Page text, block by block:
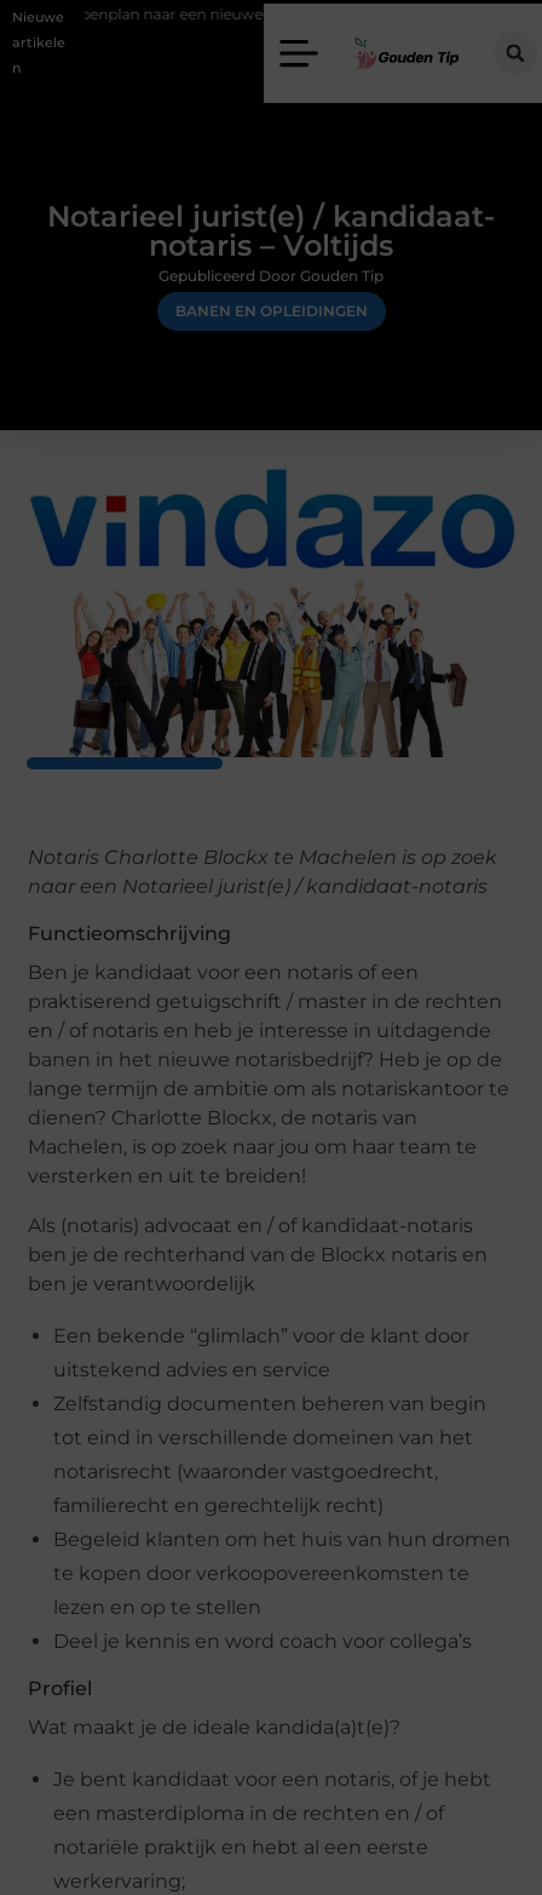
Nieuwe
artikele
n
naar een nieuwe vloer met luxe laminaat
Notarieel jurist(e) / kandidaat-
notaris – Voltijds
BANEN EN OPLEIDINGEN
Gepubliceerd Door Gouden Tip
Notaris Charlotte Blockx te Machelen is op zoek
naar een Notarieel jurist(e) / kandidaat-notaris
Functieomschrijving
Ben je kandidaat voor een notaris of een
praktiserend getuigschrift / master in de rechten
en / of notaris en heb je interesse in uitdagende
banen in het nieuwe notarisbedrijf? Heb je op de
lange termijn de ambitie om als notariskantoor te
dienen? Charlotte Blockx, de notaris van
Machelen, is op zoek naar jou om haar team te
versterken en uit te breiden!
Als (notaris) advocaat en / of kandidaat-notaris
ben je de rechterhand van de Blockx notaris en
ben je verantwoordelijk
Een bekende “glimlach” voor de klant door
uitstekend advies en service
Zelfstandig documenten beheren van begin
tot eind in verschillende domeinen van het
notarisrecht (waaronder vastgoedrecht,
familierecht en gerechtelijk recht)
Begeleid klanten om het huis van hun dromen
te kopen door verkoopovereenkomsten te
lezen en op te stellen
Deel je kennis en word coach voor collega’s
Profiel
Wat maakt je de ideale kandida(a)t(e)?
Je bent kandidaat voor een notaris, of je hebt
een masterdiploma in de rechten en / of
notariële praktijk en hebt al een eerste
werkervaring;